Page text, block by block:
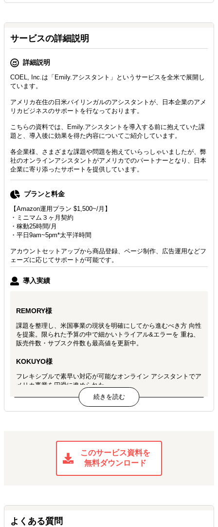
サービスの詳細説明
詳細説明
COEL, Inc.は「Emily.アシスタント」というサービスを全米で展開し
ています。
アメリカ在住の日米バイリンガルのアシスタントが、日本企業のアメ
リカビジネスのサポートを行なっております。
こちらの資料では、Emily.アシスタントを導入する前に抱えていた課
題と、導入後に効果を得た内容についてご紹介しています。
各企業様、さまざまな課題や問題を抱えていらっしゃいましたが、弊
社のオンラインアシスタントがアメリカでのパートナーとなり、日本
企業に寄り添ったサポートを提供しています。
プランと料金
【Amazon運用プラン $1,500~/月】
・ミニマム３ヶ月契約
・稼動25時間/月
・平日9am~5pm*太平洋時間
アカウントセットアップから商品登録、ページ制作、広告運用などフ
ェーズに応じてサポートが可能です。
導入実績
REMORY様
課題を整理し、米国事業の現状を明確にしてから進むべき方 向性
を提案。限られた予算の中で細かいトライアル&エラーを 重ね、
販売件数・サブスク件数も最高値を更新中。
KOKUYO様
フレキシブルで素早い対応が可能なオンライン アシスタントでア
メリカ事業を円滑に進められた。
SNSアカウントの立ち上げから育成を、コンテンツ企画から編
集・制作までトータルソリューションし、包括的運用・顧客エン
アメリカでの輸入者対応・倉庫機能からAmazon 販売支援ま
で、 クライアントは日本法人からの遠隔で全てワンストップで完
行錯誤できるパートナーである。
このサービス資料を
無料ダウンロード
よくある質問